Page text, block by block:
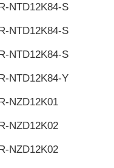
NTD12K84-S
NTD12K84-S
NTD12K84-S
NTD12K84-Y
NZD12K01
NZD12K02
NZD12K02